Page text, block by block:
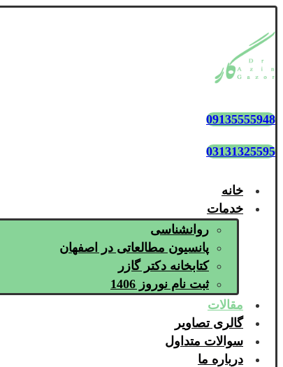
09135555948
03131325595
خانه
خدمات
روانشناسی
پانسیون مطالعاتی در اصفهان
کتابخانه دکتر گازر
ثبت نام نوروز 1406
مقالات
گالری تصاویر
سوالات متداول
درباره ما